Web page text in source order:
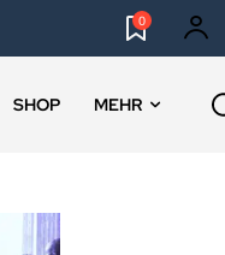
0
SHOP MEHR